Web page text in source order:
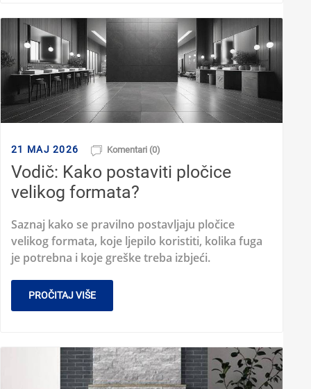
21 MAJ 2026 Komentari (0)
Vodič: Kako postaviti pločice
velikog formata?
Saznaj kako se pravilno postavljaju pločice
velikog formata, koje ljepilo koristiti, kolika fuga
je potrebna i koje greške treba izbjeći.
PROČITAJ VIŠE